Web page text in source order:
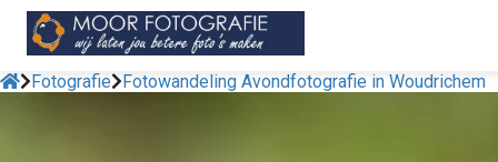
Fotografie Fotowandeling Avondfotografie in Woudrichem